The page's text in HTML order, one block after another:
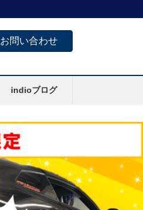
お問い合わせ
indioブログ